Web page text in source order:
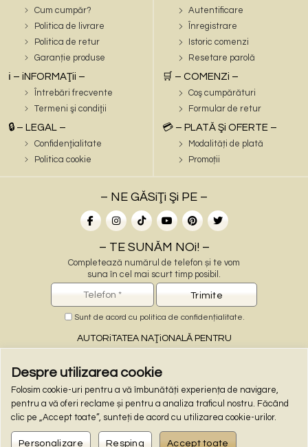
Despre utilizarea cookie
Folosim cookie-uri pentru a vă îmbunătăți experiența de navigare,
pentru a vă oferi reclame și pentru a analiza traficul nostru. Făcând
clic pe „Accept toate”, sunteți de acord cu utilizarea cookie-urilor.
Personalizare Resping Accept toate
Cum cumpăr?
Politica de livrare
Politica de retur
Garanție produse
ℹ️ – iNFORMAŢii –
Întrebări frecvente
Termeni şi condiţii
🔒 – LEGAL –
Confidenţialitate
Politica cookie
Autentificare
Înregistrare
Istoric comenzi
Resetare parolă
🛒 – COMENZi –
Coş cumpărături
Formular de retur
💳 – PLATĂ Şi OFERTE –
Modalități de plată
Promoții
– NE GĂSiŢi Şi PE –
– TE SUNĂM NOi! –
Completează numărul de telefon și te vom
suna în cel mai scurt timp posibil.
Sunt de acord cu politica de confidențialitate
AUTORiTATEA NAŢiONALĂ PENTRU
PROTECŢiA CONSUMATORiLOR
– PLĂŢi ONLiNE –